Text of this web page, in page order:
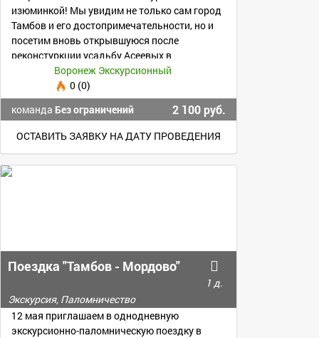
изюминкой! Мы увидим не только сам город
Тамбов и его достопримечательности, но и
посетим вновь открывшуюся после
реконстуркции усадьбу Асеевых в
Рассказово!Воронеж Экскурсионный
0 (0)
команда Без ограничений 2 100 руб.
ОСТАВИТЬ ЗАЯВКУ НА ДАТУ ПРОВЕДЕНИЯ
Поездка "Тамбов - Мордово"
1 д.
Экскурсия, Паломничество
12 мая приглашаем в однодневную
экскурсионно-паломническую поездку в